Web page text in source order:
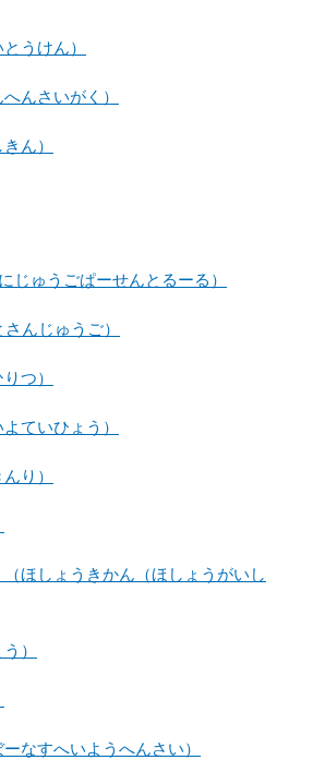
うけん）
んさいがく）
ん）
じゅうごぱーせんとるーる）
んじゅうご）
つ）
ていひょう）
り）
ほしょうきかん（ほしょうがいし
）
なすへいようへんさい）